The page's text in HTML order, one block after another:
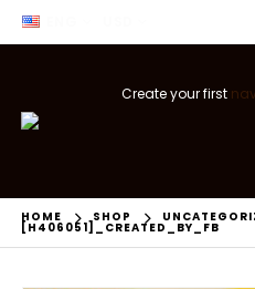
Create your first
HOME SHOP
[H406051]_CREATED_BY_FB